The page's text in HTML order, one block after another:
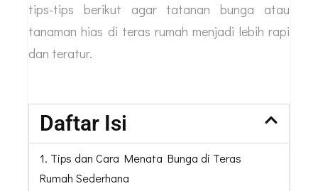
tips-tips berikut agar tatanan bunga atau
tanaman hias di teras rumah menjadi lebih rapi
dan teratur.
Daftar Isi
1. Tips dan Cara Menata Bunga di Teras
Rumah Sederhana